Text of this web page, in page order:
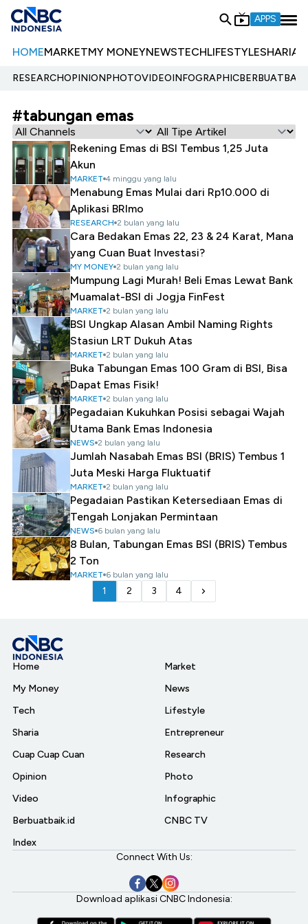
APPS
HOMEMARKETMY MONEYNEWSTECHLIFESTYLESHARIA
RESEARCHOPINIONPHOTOVIDEOINFOGRAPHIC
#tabungan emas
Rekening Emas di BSI Tembus 1,25 Juta
Akun
MARKET 4 minggu yang lalu
Menabung Emas Mulai dari Rp10.000 di
Aplikasi BRImo
RESEARCH 2 bulan yang lalu
Cara Bedakan Emas 22, 23 & 24 Karat, Mana
yang Cuan Buat Investasi?
MY MONEY 2 bulan yang lalu
Mumpung Lagi Murah! Beli Emas Lewat Bank
Muamalat-BSI di Jogja FinFest
MARKET 2 bulan yang lalu
BSI Ungkap Alasan Ambil Naming Rights
Stasiun LRT Dukuh Atas
MARKET 2 bulan yang lalu
Buka Tabungan Emas 100 Gram di BSI, Bisa
Dapat Emas Fisik!
MARKET 2 bulan yang lalu
Pegadaian Kukuhkan Posisi sebagai Wajah
Utama Bank Emas Indonesia
NEWS 2 bulan yang lalu
Jumlah Nasabah Emas BSI (BRIS) Tembus 1
Juta Meski Harga Fluktuatif
MARKET 2 bulan yang lalu
Pegadaian Pastikan Ketersediaan Emas di
Tengah Lonjakan Permintaan
NEWS 6 bulan yang lalu
8 Bulan, Tabungan Emas BSI (BRIS) Tembus
2 Ton
MARKET 6 bulan yang lalu
1 2 3 4
Home
My Money
Tech
Sharia
Cuap Cuap Cuan
Opinion
Video
Berbuatbaik.id
Index
Market
News
Lifestyle
Entrepreneur
Research
Photo
Infographic
CNBC TV
Connect With Us:
Download aplikasi CNBC Indonesia: